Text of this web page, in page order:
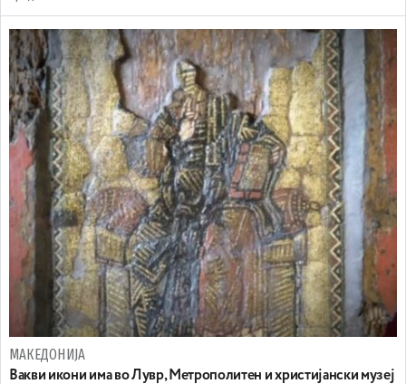
МАКЕДОНИЈА
Вакви икони има во Лувр, Метрополитен и христијански музеј